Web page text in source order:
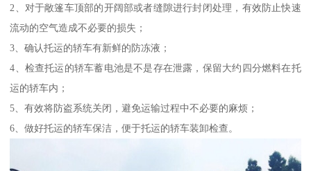
2、对于敞篷车顶部的开阔部或者缝隙进行封闭处理，有效防止快速
流动的空气造成不必要的损失；
3、确认托运的轿车有新鲜的防冻液；
4、检查托运的轿车蓄电池是不是存在泄露，保留大约四分燃料在托
运的轿车内；
5、有效将防盗系统关闭，避免运输过程中不必要的麻烦；
6、做好托运的轿车保洁，便于托运的轿车装卸检查。